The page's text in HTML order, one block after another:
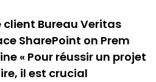
client Bureau Veritas
SharePoint on Prem
« Pour réussir un projet
il est crucial